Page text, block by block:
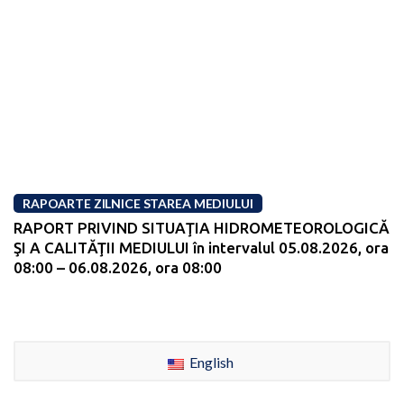
RAPOARTE ZILNICE STAREA MEDIULUI
RAPORT PRIVIND SITUAŢIA HIDROMETEOROLOGICĂ
ŞI A CALITĂŢII MEDIULUI în intervalul 05.08.2026, ora
08:00 – 06.08.2026, ora 08:00
English